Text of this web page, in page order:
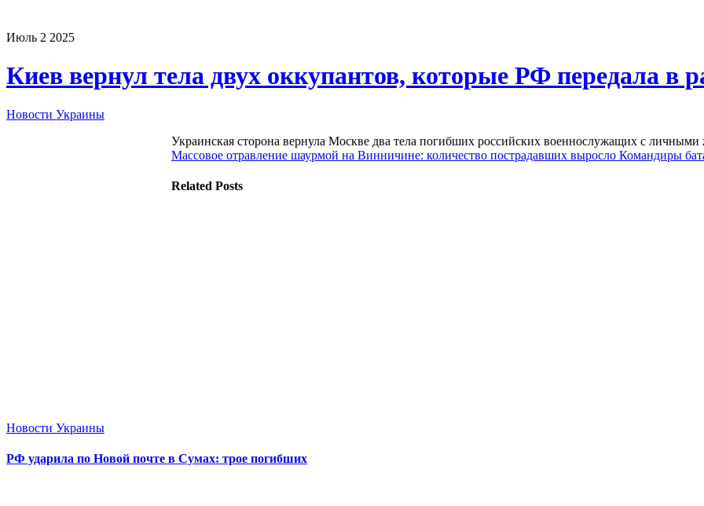
Июль 2 2025
Киев вернул тела двух оккупантов, которые РФ передала в
Новости Украины
Украинская сторона вернула Москве два тела погибших российских военнослужащих с
Массовое отравление шаурмой на Винничине: количество пострадавших выросло Командиры
Related Posts
Новости Украины
РФ ударила по Новой почте в Сумах: трое погибших